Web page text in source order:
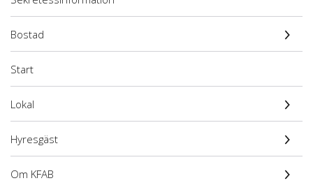
Bostad
Start
Lokal
Hyresgäst
Om KFAB